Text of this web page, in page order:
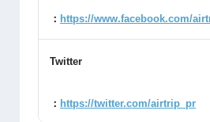
： https://www.facebook.com/
Twitter
： https://twitter.com/airtrip_pr